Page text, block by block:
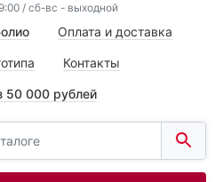
/ сб-вс - выходной
Оплата и доставка
Контакты
50 000 рублей